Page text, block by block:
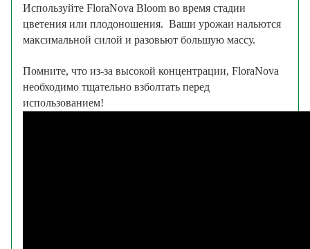
Используйте FloraNova Bloom во время стадии
цветения или плодоношения. Ваши урожаи нальются
максимальной силой и разовьют большую массу.
Помните, что из-за высокой концентрации, FloraNova
необходимо тщательно взболтать перед
использованием!